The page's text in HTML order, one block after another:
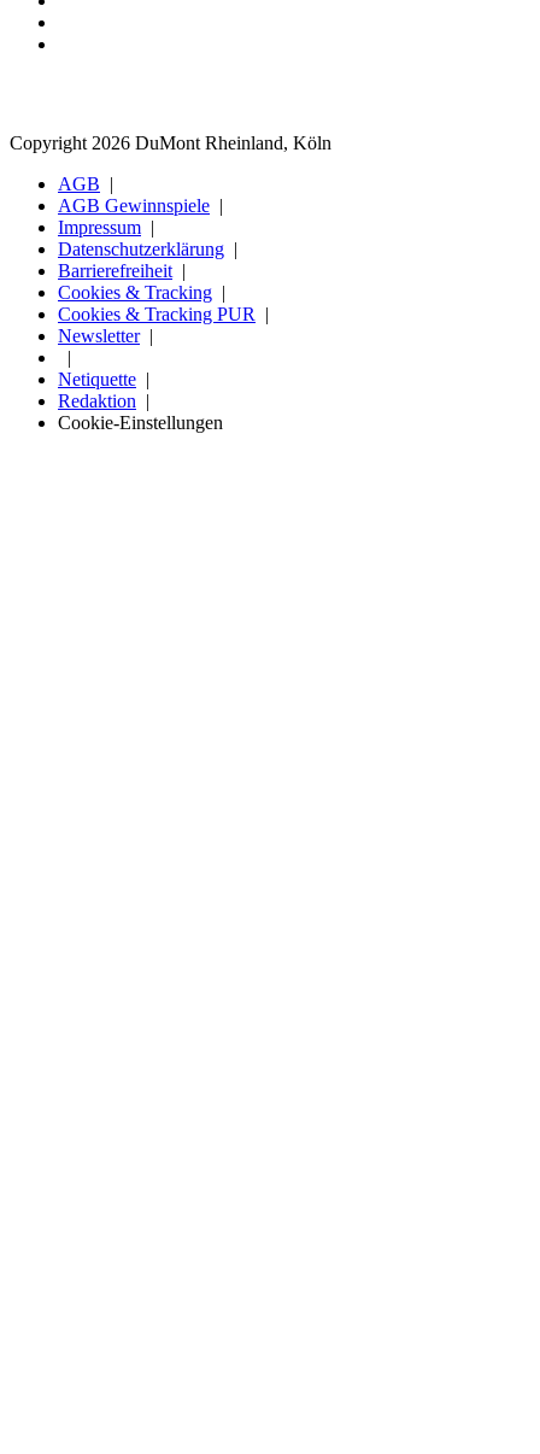
Copyright 2026 DuMont Rheinland, Köln
AGB
AGB Gewinnspiele
Impressum
Datenschutzerklärung
Barrierefreiheit
Cookies & Tracking
Cookies & Tracking PUR
Newsletter
Netiquette
Redaktion
Cookie-Einstellungen